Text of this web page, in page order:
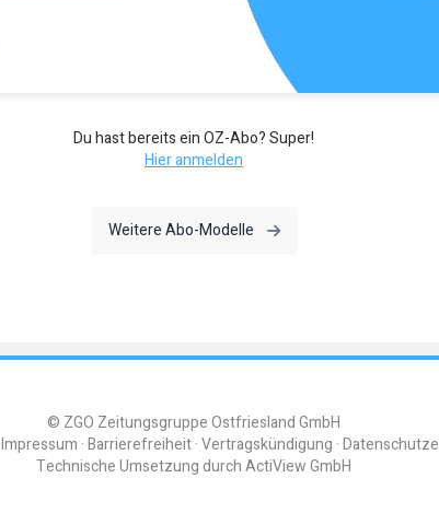
Du hast bereits ein OZ-Abo? Super!
Hier anmelden
Weitere Abo-Modelle
© ZGO Zeitungsgruppe Ostfriesland GmbH
Impressum Barrierefreiheit Vertragskündigung
Technische Umsetzung durchActiView GmbH